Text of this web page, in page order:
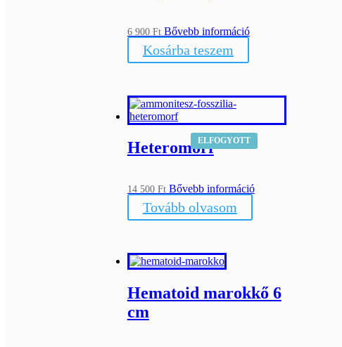
6 900 Ft Bővebb információ
Kosárba teszem
ELFOGYOTT
Heteromorf
14 500 Ft Bővebb információ
Tovább olvasom
Hematoid marokkő 6
cm